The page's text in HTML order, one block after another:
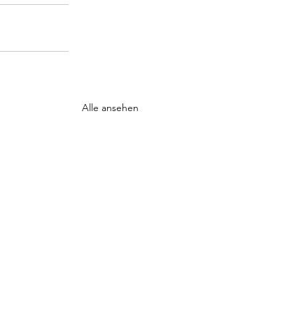
Alle ansehen